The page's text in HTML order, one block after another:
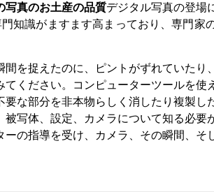
写真のお土産の品質デジタル写真の登場
知識がますます高まっており、専門家
を捉えたのに、ピントがずれていたり
ください。コンピューターツールを使
な部分を非本物らしく消したり複製
写体、設定、カメラについて知る必
の指導を受け、カメラ、その瞬間、そ